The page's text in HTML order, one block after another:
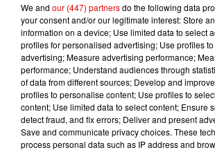
SNOW
Informer
ELLA LANGLEY
Choosin' Texas
We and our (447) partnersdo the following data
your consent and/or our legitimate interest: Store
information on a device; Use limited data to select
profiles for personalised advertising; Use profiles
advertising; Measure advertising performance;
performance; Understand audiences through
of data from different sources; Develop and
profiles to personalise content; Use profiles to
content; Use limited data to select content; Ensure
detect fraud, and fix errors; Deliver and present
Save and communicate privacy choices. These
process personal data such as IP address and